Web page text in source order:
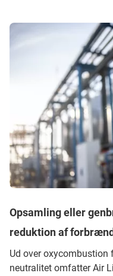
Opsamling eller
reduktion af
Ud over
neutralitet omfatter Air